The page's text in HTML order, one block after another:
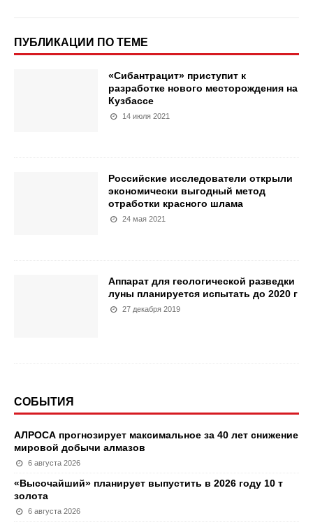
ПУБЛИКАЦИИ ПО ТЕМЕ
«Сибантрацит» приступит к
разработке нового месторождения на
Кузбассе
14 июля 2021
Российские исследователи открыли
экономически выгодный метод
отработки красного шлама
24 мая 2021
Аппарат для геологической разведки
луны планируется испытать до 2020 г
27 декабря 2019
СОБЫТИЯ
АЛРОСА прогнозирует максимальное за 40 лет снижение
мировой добычи алмазов
6 августа 2026
«Высочайший» планирует выпустить в 2026 году 10 т
золота
6 августа 2026